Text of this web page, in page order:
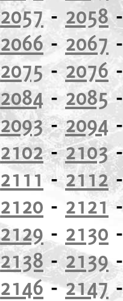
2057 - 2058
2066 - 2067
2075- 2076
2084-2085
2093-2094
2102-2103
2111-2112
2120 - 2121
2129 - 2130
2138- 2139
2146-2147